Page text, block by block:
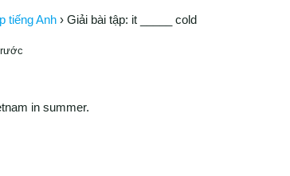
tiếng Anh › Giải bài tập: it _____ cold
in summer.